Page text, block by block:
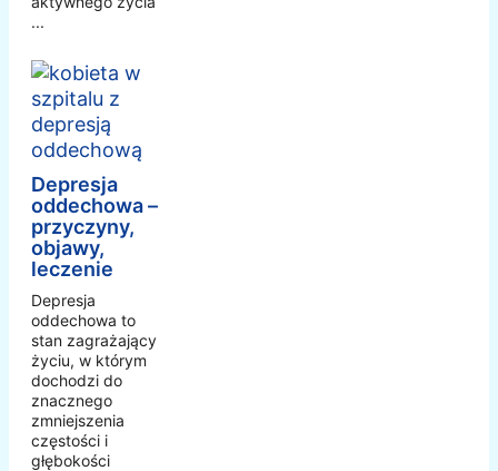
...
Depresja
oddechowa –
przyczyny,
objawy,
leczenie
Depresja
oddechowa to
stan zagrażający
życiu, w którym
dochodzi do
znacznego
zmniejszenia
częstości i
głębokości